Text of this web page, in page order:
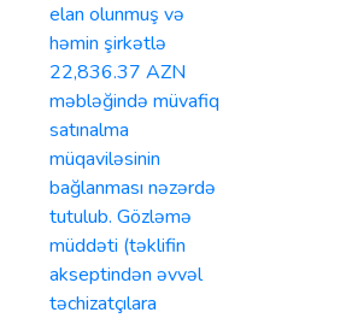
elan olunmuş və
həmin şirkətlə
22,836.37 AZN
məbləğində müvafiq
satınalma
müqaviləsinin
bağlanması nəzərdə
tutulub. Gözləmə
müddəti (təklifin
akseptindən əvvəl
təchizatçılara